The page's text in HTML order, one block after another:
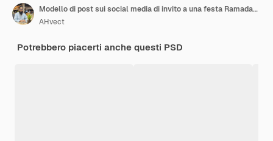
Modello di post sui social media di invito a una festa Ramadan Iftar
AHvect
Potrebbero piacerti anche questi PSD